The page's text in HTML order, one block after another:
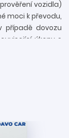
vozidla)
moci k převodu,
případě dovozu
úkony s
34 či přímo v
smlouvy
č. 89/2012 Sb.,
CAR s.r.o. si